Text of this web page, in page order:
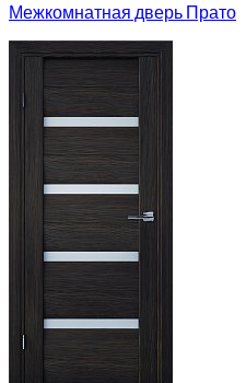
Межкомнатная дверь Прато